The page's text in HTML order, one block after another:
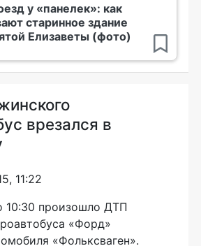
у «панелек»: как
старинное здание
Елизаветы (фото)
врезался в
11:22
10:30 произошло ДТП
«Форд»
«Фольксваген».